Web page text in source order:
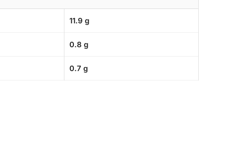
11.9 g
0.8 g
0.7 g